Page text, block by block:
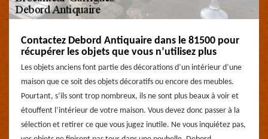
Contactez Debord Antiquaire dans le 81500 pour
récupérer les objets que vous n’utilisez plus
Les objets anciens font partie des décorations d’un intérieur d’une
maison que ce soit des objets décoratifs ou encore des meubles.
Pourtant, s’ils sont trop nombreux, ils ne sont plus beaux à voir et
étouffent l’intérieur de votre maison. Vous devez donc passer à la
sélection et retirer ce que vous jugez inutile. Ne vous inquiétez pas,